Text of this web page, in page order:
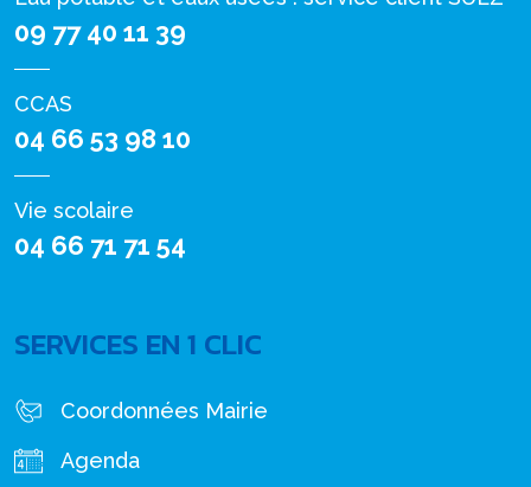
09 77 40 11 39
CCAS
04 66 53 98 10
Vie scolaire
04 66 71 71 54
SERVICES EN 1 CLIC
Coordonnées Mairie
Agenda